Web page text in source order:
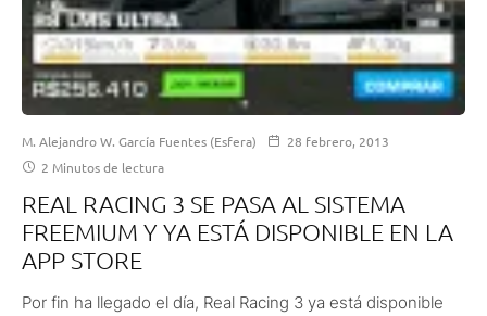
M. Alejandro W. García Fuentes (Esfera)
28 febrero, 2013
2 Minutos de lectura
REAL RACING 3 SE PASA AL SISTEMA
FREEMIUM Y YA ESTÁ DISPONIBLE EN LA
APP STORE
Por fin ha llegado el día, Real Racing 3 ya está disponible